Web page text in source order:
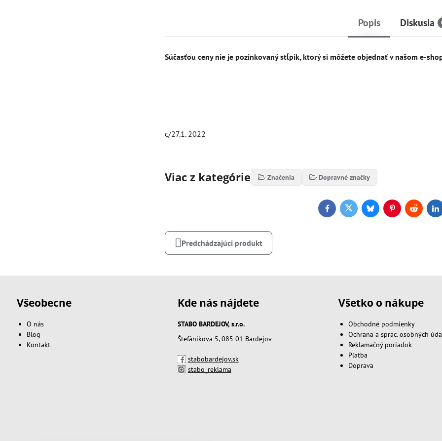
Popis Diskusia
Súčasťou ceny nie je pozinkovaný stĺpik, ktorý si môžete objednať v našom e-
c/27.1. 2022
Viac z kategórie Značenia Dopravné značky
FacebookTwitterBlueskyPinterestReddit
Predchádzajúci produkt
Všeobecne
O nás
Blog
Kontakt
Kde nás nájdete
STABO BARDEJOV, s.r.o.
Štefánikova 5, 085 01 Bardejov
stabobardejov.sk
stabo_reklama
Všetko o nákupe
Obchodné podmienky
Ochrana a sprac. osobných
Reklamačný poriadok
Platba
Doprava